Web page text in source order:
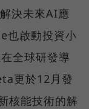
決未來AI應
也啟動投資小
全球研發導
更於12月發
核能技術的解